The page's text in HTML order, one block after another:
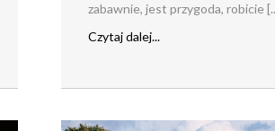
zabawnie, jest przygoda, robicie
Czytaj dalej...